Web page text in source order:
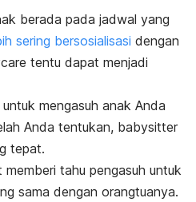
berada pada jadwal yang
sering bersosialisasi dengan
tentu dapat menjadi
mengasuh anak Anda
Anda tentukan, babysitter
tepat.
tahu pengasuh untuk
sama dengan orangtuanya.